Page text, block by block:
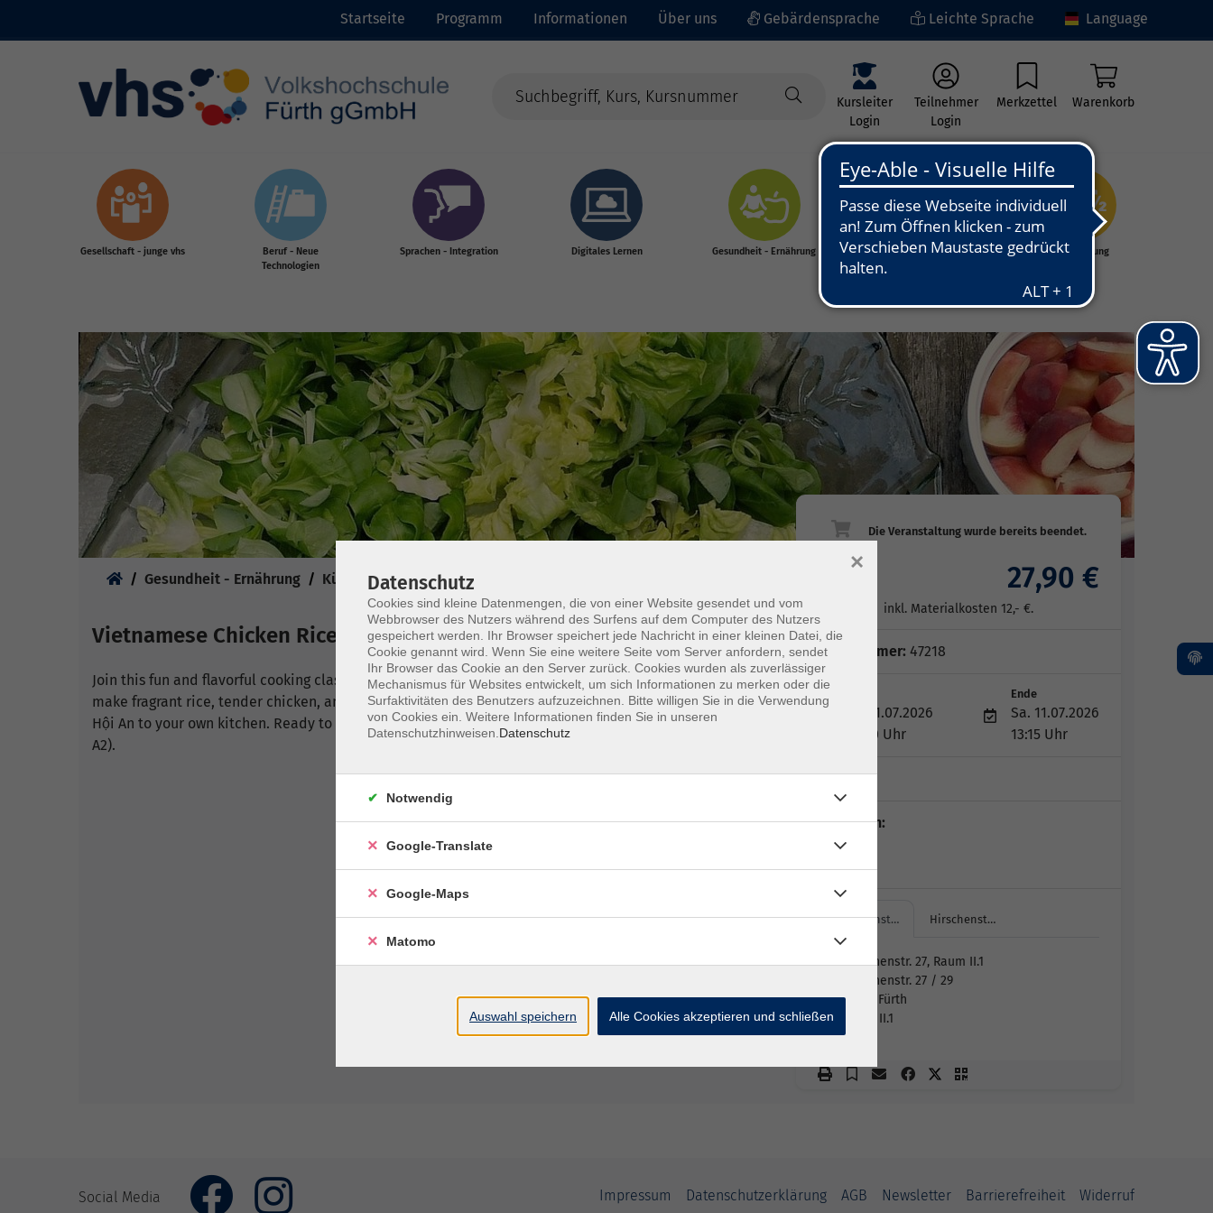
Startseite Programm Informationen Über uns Gebärdensprache Leichte Sprache Language
Kursleiter
Login
Teilnehmer
Login
Merkzettel Warenkorb
Gesellschaft - junge vhs
Beruf - Neue
Technologien
Sprachen - Integration Digitales Lernen Gesundheit - Ernährung
Kunst - Kultur -
Grundbildung
Gesundheit - Ernährung Küche & Genuss Internationale Küche
Vietnamese Chicken Rice
Join this fun and flavorful cooking class to create one of Vietnam’s most famous dishes. Learn to
make fragrant rice, tender chicken, and vibrant toppings that bring the taste of the ancient town of
Hội An to your own kitchen. Ready to cook and impress? Suitable for beginners and above (level
A2).
27,90 €
inkl. Materialkosten 12,- €.
Kursnummer: 47218
Sa. 11.07.2026
10:00 Uhr
Ende
Sa. 11.07.2026
13:15 Uhr
1 Termin
Dozent*in:
Vy Pham
Hirschenst… Hirschenst…
Hirschenstr. 27, Raum II.1
Hirschenstr. 27 / 29
90762 Fürth
Raum II.1
Social Media Impressum Datenschutzerklärung AGB Newsletter Barrierefreiheit Widerruf
Datenschutz
Cookies sind kleine Datenmengen, die von einer Website gesendet und vom
Webbrowser des Nutzers während des Surfens auf dem Computer des Nutzers
gespeichert werden. Ihr Browser speichert jede Nachricht in einer kleinen Datei, die
Cookie genannt wird. Wenn Sie eine weitere Seite vom Server anfordern, sendet
Ihr Browser das Cookie an den Server zurück. Cookies wurden als zuverlässiger
Mechanismus für Websites entwickelt, um sich Informationen zu merken oder die
Surfaktivitäten des Benutzers aufzuzeichnen. Bitte willigen Sie in die Verwendung
von Cookies ein. Weitere Informationen finden Sie in unseren
Datenschutzhinweisen. Datenschutz
×
Notwendig
Google-Translate
Google-Maps
Matomo
Auswahl speichern Alle Cookies akzeptieren und schließen